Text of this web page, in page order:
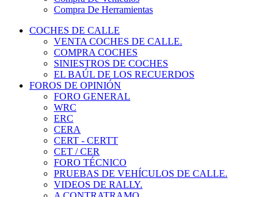
COCHES DE CALLE
VENTA COCHES DE CALLE.
COMPRA COCHES
SINIESTROS DE COCHES
EL BAÚL DE LOS RECUERDOS
FOROS DE OPINIÓN
FORO GENERAL
WRC
ERC
CERA
CERT - CERTT
CET / CER
FORO TÉCNICO
PRUEBAS DE VEHÍCULOS DE CALLE.
VIDEOS DE RALLY.
A CONTRATRAMO
TIENDA ONLINE